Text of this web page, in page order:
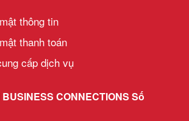
thông tin
thanh toán
cấp dịch vụ
CONNECTIONS Số